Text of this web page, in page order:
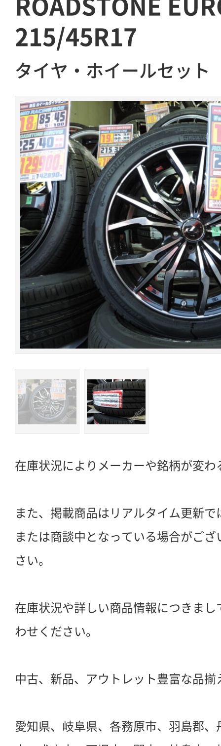
ROADSTONE
215/45R17
タイヤ・ホイールセット
在庫状況によりメーカーや銘柄が変
また、掲載商品はリアルタイム更新
または商談中となっている場合がご
さい。
在庫状況や詳しい商品情報につきま
わせください。
中古、新品、アウトレット豊富な品揃
愛知県、岐阜県、各務原市、羽島郡